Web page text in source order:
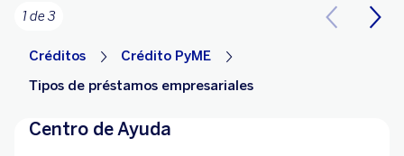
1 de 3
Créditos
Crédito PyME
Tipos de préstamos empresariales
Centro de Ayuda